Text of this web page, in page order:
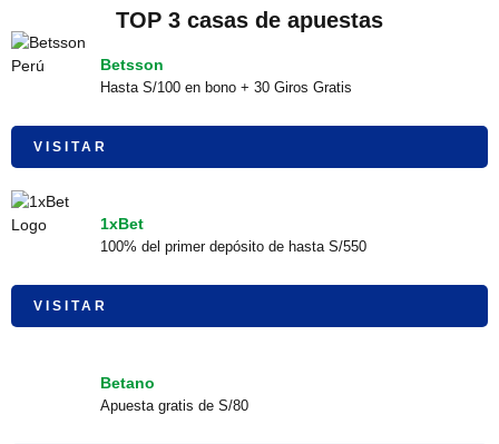
TOP 3 casas de apuestas
Betsson
Hasta S/100 en bono + 30 Giros Gratis
VISITAR
1xBet
100% del primer depósito de hasta S/550
VISITAR
Betano
Apuesta gratis de S/80